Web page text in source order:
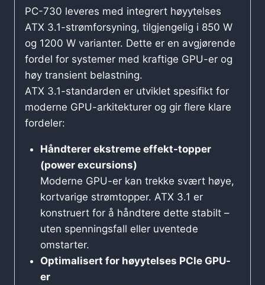
PC-730 leveres med integrert høyytelses
ATX 3.1-strømforsyning, tilgjengelig i 850 W
og 1200 W varianter. Dette er en avgjørende
fordel for systemer med kraftige GPU-er og
høy transient belastning.
ATX 3.1-standarden er utviklet spesifikt for
moderne GPU-arkitekturer og gir flere klare
fordeler:
Håndterer ekstreme effekt-topper
(power excursions)
Moderne GPU-er kan trekke svært høye,
kortvarige strømtopper. ATX 3.1 er
konstruert for å håndtere dette stabilt –
uten spenningsfall eller uventede
omstarter.
Optimalisert for høyytelses PCIe GPU-
er